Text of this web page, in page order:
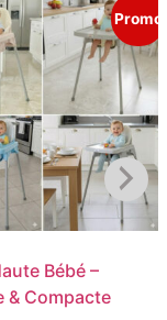
Promo
Bébé –
& Compacte